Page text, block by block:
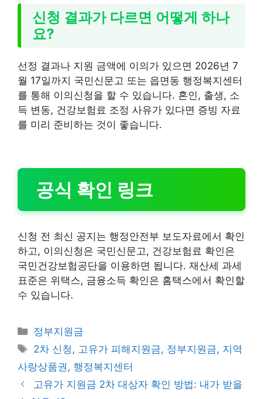
신청 결과가 다르면 어떻게 하나
요?
선정 결과나 지원 금액에 이의가 있으면 2026년 7
월 17일까지 국민신문고 또는 읍면동 행정복지센터
를 통해 이의신청을 할 수 있습니다. 혼인, 출생, 소
득 변동, 건강보험료 조정 사유가 있다면 증빙 자료
를 미리 준비하는 것이 좋습니다.
공식 확인 링크
신청 전 최신 공지는 행정안전부 보도자료에서 확인
하고, 이의신청은 국민신문고, 건강보험료 확인은
국민건강보험공단을 이용하면 됩니다. 재산세 과세
표준은 위택스, 금융소득 확인은 홈택스에서 확인할
수 있습니다.
카
테
리
정부지원금
태
그
2차 신청 , 고유가 피해지원금, 정부지원금, 지역
사랑상품권 , 행정복지센터
고유가 지원금 2차 대상자 확인 방법: 내가 받을